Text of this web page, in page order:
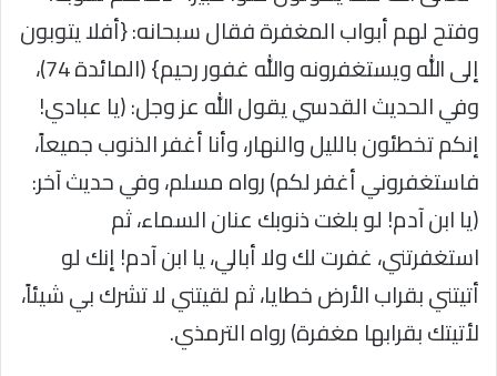
وفتح لهم أبواب المغفرة فقال سبحانه: {أفلا يتوبون
إلى الله ويستغفرونه والله غفور رحيم} (المائدة 74)،
وفي الحديث القدسي يقول الله عز وجل: (يا عبادي!
إنكم تخطئون بالليل والنهار، وأنا أغفر الذنوب جميعاً،
فاستغفروني أغفر لكم) رواه مسلم، وفي حديث آخر:
(يا ابن آدم! لو بلغت ذنوبك عنان السماء، ثم
استغفرتني، غفرت لك ولا أبالي، يا ابن آدم! إنك لو
أتيتني بقراب الأرض خطايا، ثم لقيتني لا تشرك بي شيئاً،
لأتيتك بقرابها مغفرة) رواه الترمذي.